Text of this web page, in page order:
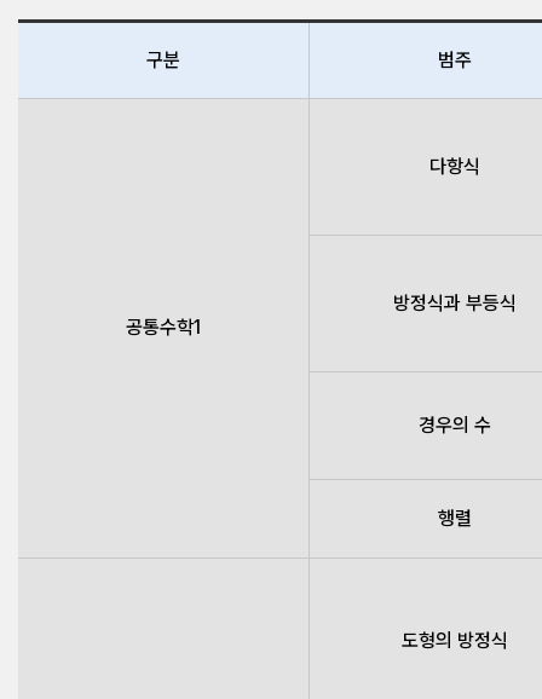
구분 범주
공통수학1
다항식
방정식과 부등식
경우의 수
행렬
도형의 방정식